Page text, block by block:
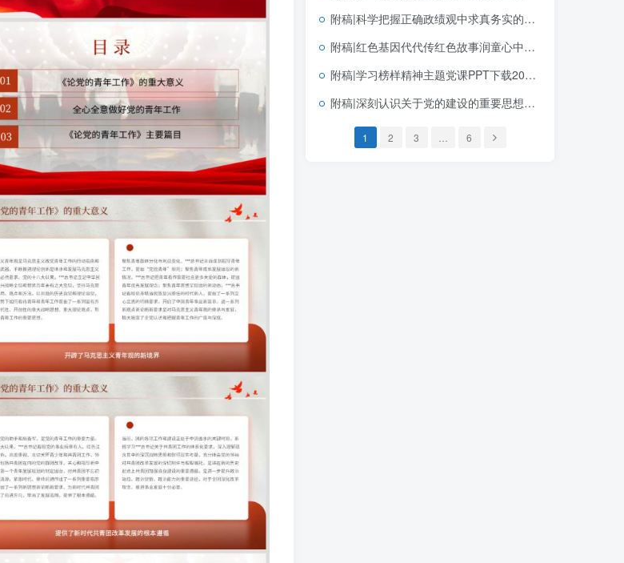
附稿|科学把握正确政绩观中求真务实的实践指向学习教育简约大气机关思政PPT素材下载
附稿|红色基因代代传红色故事润童心中小学生红色教育主题班会PPT模板
附稿|学习榜样精神主题党课PPT下载2026“七一勋章”的精神解码
附稿|深刻认识关于党的建设的重要思想的重大意义可编辑思政党课团课PPT课件下载
1 2 3 6